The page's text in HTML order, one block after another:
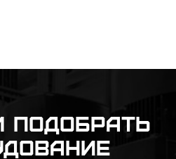
подобрать